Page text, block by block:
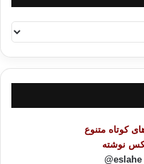
کوتاه متنوع
نوشته
eslahe@